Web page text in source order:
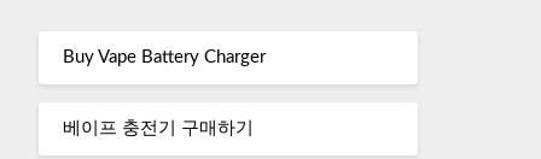
Buy Vape Battery Charger
베이프 충전기 구매하기